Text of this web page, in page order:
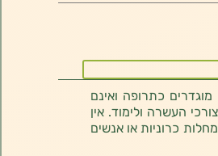
כתרופה ואינם
העשרה ולימוד. אין
כרוניות או אנשים